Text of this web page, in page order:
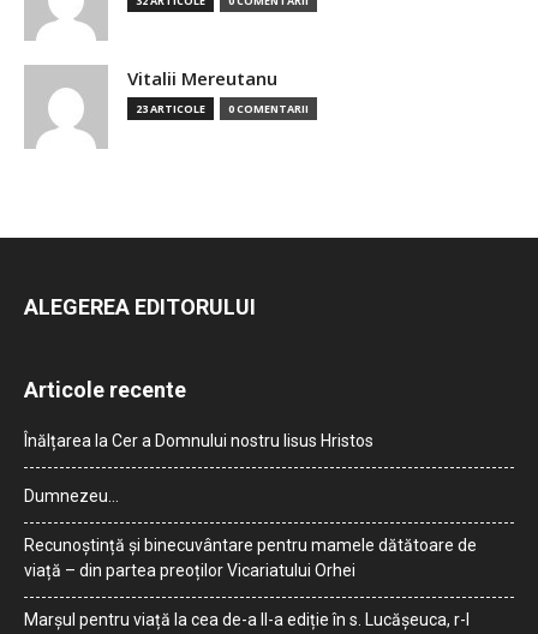
Vitalii Mereutanu
23 ARTICOLE 0 COMENTARII
ALEGEREA EDITORULUI
Articole recente
Înălțarea la Cer a Domnului nostru Iisus Hristos
Dumnezeu…
Recunoștință și binecuvântare pentru mamele dătătoare de
viață – din partea preoților Vicariatului Orhei
Marșul pentru viață la cea de-a II-a ediție în s. Lucășeuca, r-l